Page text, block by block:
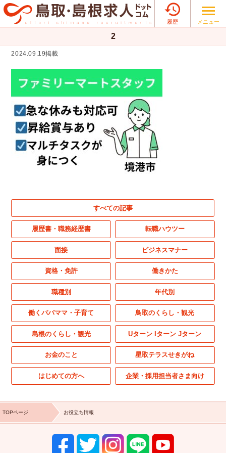

履歴 メニュー
2
2024.09.19掲載
すべての記事
履歴書・職務経歴書 転職ハウツー
面接 ビジネスマナー
資格・免許 働きかた
職種別 年代別
働くパパママ・子育て 鳥取のくらし・観光
島根のくらし・観光 Uターン Iターン Jターン
お金のこと 星取テラスせきがね
はじめての方へ 企業・採用担当者さま向け
TOPページ お役立ち情報